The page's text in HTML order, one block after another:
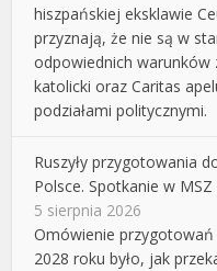
hiszpańskiej eksklawie
przyznają, że nie są w
odpowiednich warunków
katolicki oraz Caritas
podziałami politycznymi.
Ruszyły przygotowania
Polsce. Spotkanie w MSZ
5 sierpnia 2026
Omówienie
2028 roku było, jak